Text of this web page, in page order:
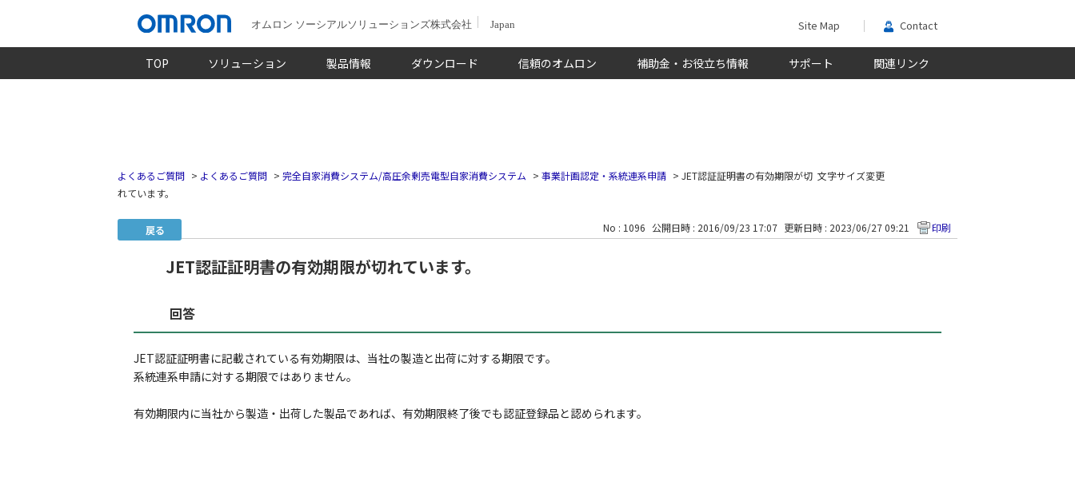
オムロン ソーシアルソリューションズ株式会社 Japan Site Map Contact
TOP ソリューション 製品情報 ダウンロード 信頼のオムロン 補助金・お役立ち情報 サポート 関連リンク
文字サイズ変更
よくあるご質問 > よくあるご質問 > 完全自家消費システム/高圧余剰売電型自家消費システム > 事業計画認定・系統連系申請 > JET認証証明書の有効期限が切
れています。
戻る No : 1096 公開日時 : 2016/09/23 17:07 更新日時 : 2023/06/27 09:21 印刷
JET認証証明書の有効期限が切れています。
回答
JET認証証明書に記載されている有効期限は、当社の製造と出荷に対する期限です。
系統連系申請に対する期限ではありません。
有効期限内に当社から製造・出荷した製品であれば、有効期限終了後でも認証登録品と認められます。